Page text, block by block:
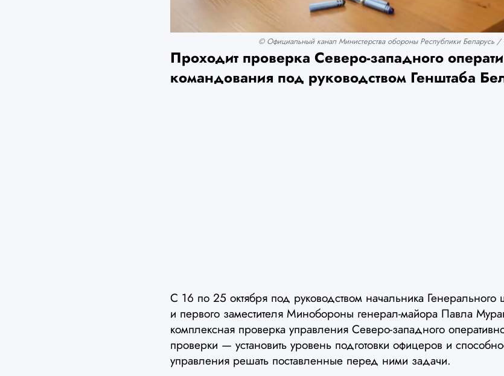
© Официальный канал Министерства обороны Республики Беларусь
Проходит проверка Северо-западного
командования под руководством Генштаба
С 16 по 25 октября под руководством начальника
и первого заместителя Минобороны генерал-майора Павла
комплексная проверка управления Северо-западного
проверки — установить уровень подготовки офицеров и
управления решать поставленные перед ними задачи.